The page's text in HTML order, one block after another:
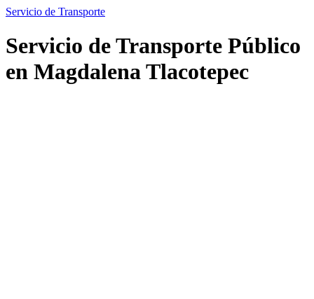
Servicio de Transporte
Servicio de Transporte Público
en Magdalena Tlacotepec